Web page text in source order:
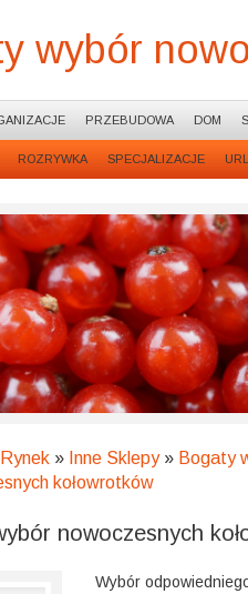
wybór
PRZEBUDOWA DOM
ROZRYWKA SPECJALIZACJE
Rynek » Inne Sklepy» Bogaty
kołowrotków
nowoczesnych
Wybór